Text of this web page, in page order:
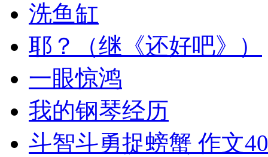
洗鱼缸
耶？（继《还好吧》）
一眼惊鸿
我的钢琴经历
斗智斗勇捉螃蟹 作文